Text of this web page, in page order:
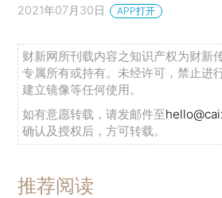
2021年07月30日 APP打开
财新网所刊载内容之知识产权为财新
专属所有或持有。未经许可，禁止进
建立镜像等任何使用。
如有意愿转载，请发邮件至
确认及授权后，方可转载。
推荐阅读